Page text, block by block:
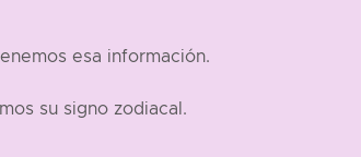
esa información.
su signo zodiacal.